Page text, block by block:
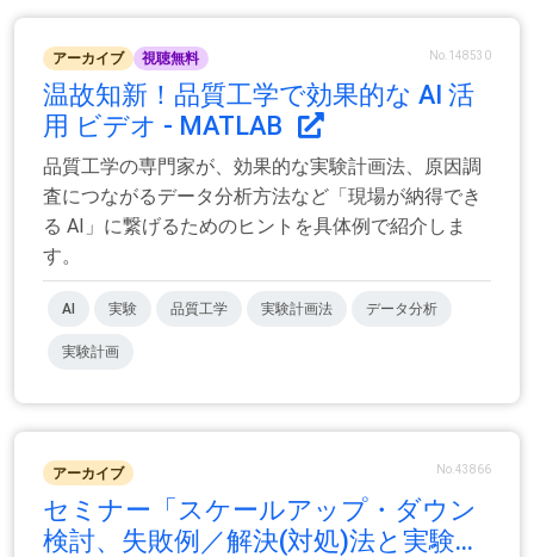
アーカイブ 視聴無料 No.148530
温故知新！品質工学で効果的な AI 活
用 ビデオ - MATLAB
品質工学の専門家が、効果的な実験計画法、原因調
査につながるデータ分析方法など「現場が納得でき
る AI」に繋げるためのヒントを具体例で紹介しま
す。
AI 実験 品質工学 実験計画法 データ分析
実験計画
アーカイブ No.43866
セミナー「スケールアップ・ダウン
検討、失敗例／解決(対処)法と実験...